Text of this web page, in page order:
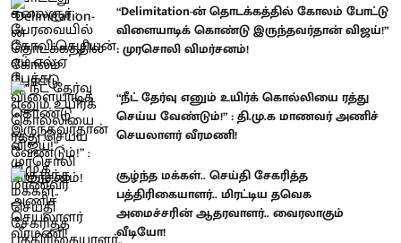
“Delimitation-ன் தொடக்கத்தில் கோலம் போட்டு
விளையாடிக் கொண்டு இருந்தவர்தான் விஜய்!”
: முரசொலி விமர்சனம்!
“நீட் தேர்வு எனும் உயிர்க் கொல்லியை ரத்து
செய்ய வேண்டும்!” : தி.மு.க மாணவர் அணிச்
செயலாளர் வீரமணி!
சூழ்ந்த மக்கள்.. செய்தி சேகரித்த
பத்திரிகையாளர்.. மிரட்டிய தவெக
அமைச்சரின் ஆதரவாளர்.. வைரலாகும்
வீடியோ!